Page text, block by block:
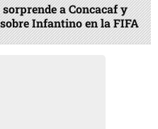
a Concacaf y
Infantino en la FIFA